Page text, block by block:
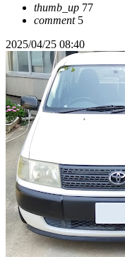
thumb_up 77
comment5
2025/04/25 08:40